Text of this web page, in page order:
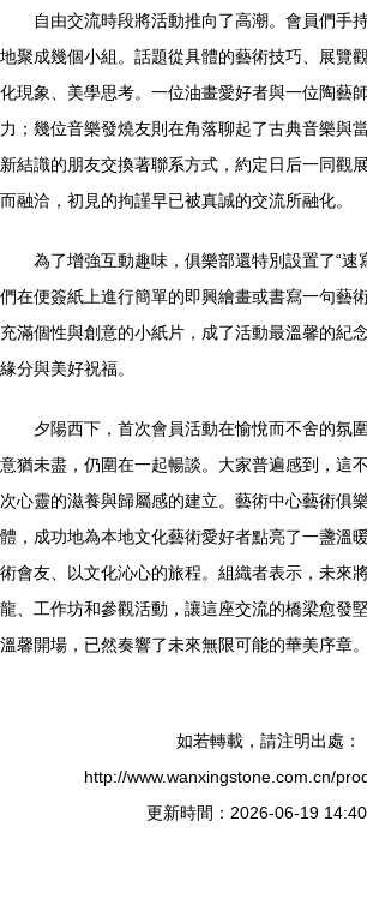
自由交流時段將活動推向了高潮。會員們手
地聚成幾個小組。話題從具體的藝術技巧、展覽
化現象、美學思考。一位油畫愛好者與一位陶藝
力；幾位音樂發燒友則在角落聊起了古典音樂與
新結識的朋友交換著聯系方式，約定日后一同觀
而融洽，初見的拘謹早已被真誠的交流所融化。
為了增強互動趣味，俱樂部還特別設置了“速
們在便簽紙上進行簡單的即興繪畫或書寫一句藝
充滿個性與創意的小紙片，成了活動最溫馨的紀
緣分與美好祝福。
夕陽西下，首次會員活動在愉悅而不舍的氛
意猶未盡，仍圍在一起暢談。大家普遍感到，這
次心靈的滋養與歸屬感的建立。藝術中心藝術俱
體，成功地為本地文化藝術愛好者點亮了一盞溫
術會友、以文化沁心的旅程。組織者表示，未來
龍、工作坊和參觀活動，讓這座交流的橋梁愈發
溫馨開場，已然奏響了未來無限可能的華美序章。
如若轉載，請注明出處：
http://www.wanxingstone.com.cn/
更新時間：2026-06-19